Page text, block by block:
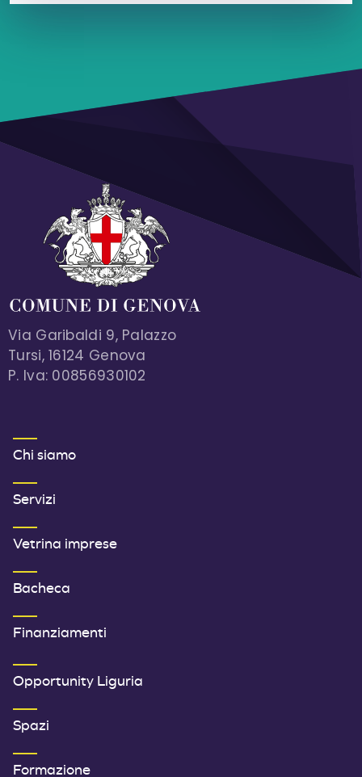
Via Garibaldi 9, Palazzo
Tursi, 16124 Genova
P. Iva: 00856930102
MENU FOOTER 1
Chi siamo
Servizi
Vetrina imprese
Bacheca
Finanziamenti
SECONDO MENU FOOTER
Opportunity Liguria
Spazi
Formazione